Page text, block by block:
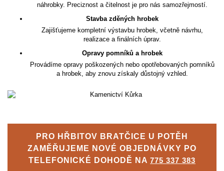
náhrobky. Preciznost a čitelnost je pro nás samozřejmostí.
Stavba zděných hrobek
Zajišťujeme kompletní výstavbu hrobek, včetně návrhu,
realizace a finálních úprav.
Opravy pomníků a hrobek
Provádíme opravy poškozených nebo opotřebovaných pomníků
a hrobek, aby znovu získaly důstojný vzhled.
PRO HŘBITOV BRATČICE U POTĚH
ZAMĚŘUJEME NOVÉ OBJEDNÁVKY PO
TELEFONICKÉ DOHODĚ NA 775 337 383